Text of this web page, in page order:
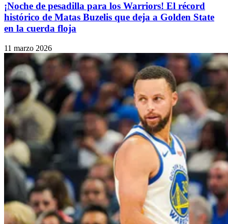
¡Noche de pesadilla para los Warriors! El récord
histórico de Matas Buzelis que deja a Golden State
en la cuerda floja
11 marzo 2026